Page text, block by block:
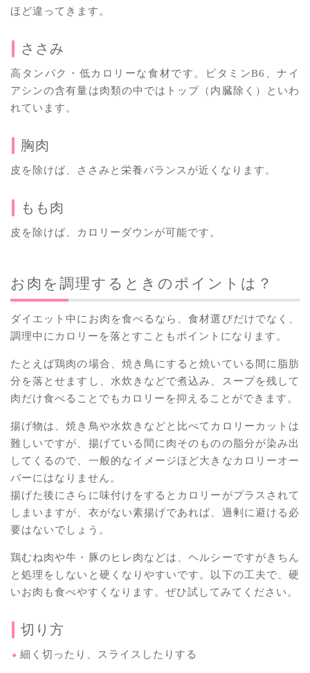
ほど違ってきます。
ささみ
高タンパク・低カロリーな食材です。ビタミンB6、ナイ
アシンの含有量は肉類の中ではトップ（内臓除く）といわ
れています。
胸肉
皮を除けば、ささみと栄養バランスが近くなります。
もも肉
皮を除けば、カロリーダウンが可能です。
お肉を調理するときのポイントは？
ダイエット中にお肉を食べるなら、食材選びだけでなく、
調理中にカロリーを落とすこともポイントになります。
たとえば鶏肉の場合、焼き鳥にすると焼いている間に脂肪
分を落とせますし、水炊きなどで煮込み、スープを残して
肉だけ食べることでもカロリーを抑えることができます。
揚げ物は、焼き鳥や水炊きなどと比べてカロリーカットは
難しいですが、揚げている間に肉そのものの脂分が染み出
してくるので、一般的なイメージほど大きなカロリーオー
バーにはなりません。
揚げた後にさらに味付けをするとカロリーがプラスされて
しまいますが、衣がない素揚げであれば、過剰に避ける必
要はないでしょう。
鶏むね肉や牛・豚のヒレ肉などは、ヘルシーですがきちん
と処理をしないと硬くなりやすいです。以下の工夫で、硬
いお肉も食べやすくなります。ぜひ試してみてください。
切り方
細く切ったり、スライスしたりする